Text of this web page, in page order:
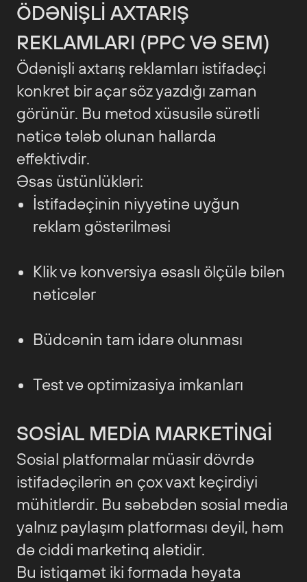
ÖDƏNIŞLI AXTARIŞ
REKLAMLARI (PPC VƏ SEM)
Ödənişli axtarış reklamları istifadəçi
konkret bir açar söz yazdığı zaman
görünür. Bu metod xüsusilə sürətli
nəticə tələb olunan hallarda
effektivdir.
Əsas üstünlükləri:
İstifadəçinin niyyətinə uyğun
reklam göstərilməsi
Klik və konversiya əsaslı ölçülə bilən
nəticələr
Büdcənin tam idarə olunması
Test və optimizasiya imkanları
SOSIAL MEDIA MARKETINGI
Sosial platformalar müasir dövrdə
istifadəçilərin ən çox vaxt keçirdiyi
mühitlərdir. Bu səbəbdən sosial media
yalnız paylaşım platforması deyil, həm
də ciddi marketinq alətidir.
Bu istiqamət iki formada həyata